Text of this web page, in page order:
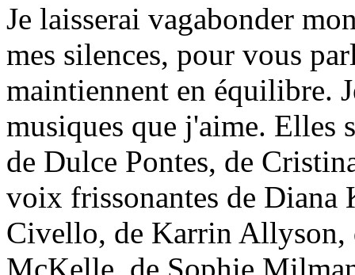
Je laisserai vagabonder
mes silences, pour vous
maintiennent en équilibre.
musiques que j'aime. Elles
de Dulce Pontes, de
voix frissonantes de Diana
Civello, de Karrin Allyson,
McKelle, de Sophie